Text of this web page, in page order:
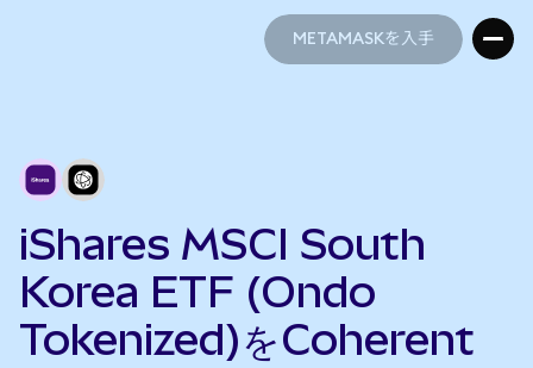
METAMASKを入手
iShares MSCI South
Korea ETF (Ondo
Tokenized)をCoherent